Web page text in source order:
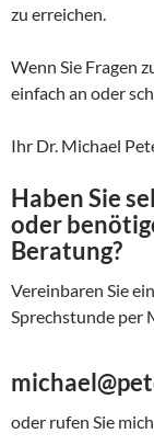
zu erreichen.
Wenn Sie Fragen
einfach an oder
Ihr Dr. Michael
Haben Sie
oder
Beratung?
Vereinbaren Sie
Sprechstunde per
oder rufen Sie